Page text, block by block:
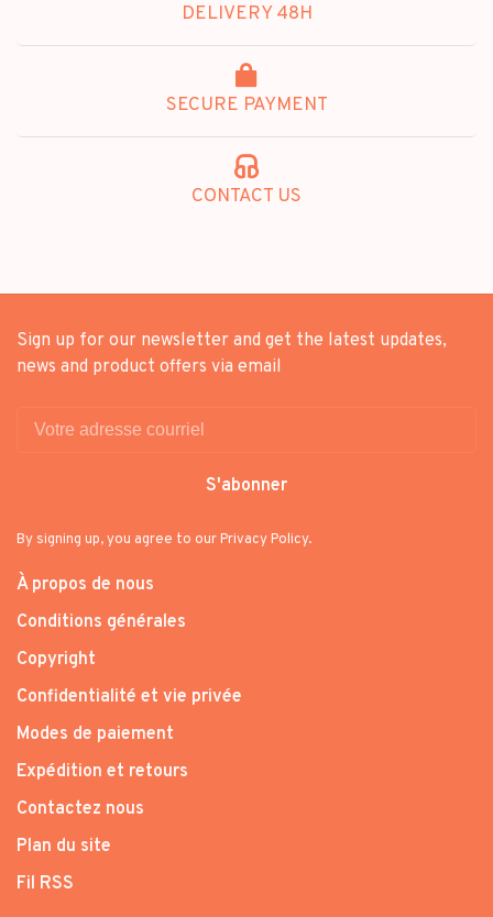
DELIVERY 48H
SECURE PAYMENT
CONTACT US
Sign up for our newsletter and get the latest updates,
news and product offers via email
S'abonner
By signing up, you agree to our Privacy Policy.
À propos de nous
Conditions générales
Copyright
Confidentialité et vie privée
Modes de paiement
Expédition et retours
Contactez nous
Plan du site
Fil RSS